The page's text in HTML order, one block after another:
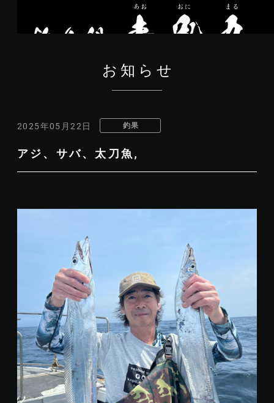
お知らせ
2025年05月22日 釣果
アジ、サバ、太刀魚,